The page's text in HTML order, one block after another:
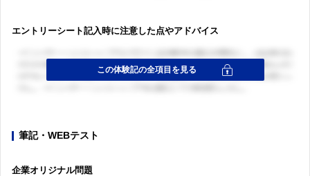
エントリーシート記入時に注意した点やアドバイス
筆記・WEBテスト
企業オリジナル問題